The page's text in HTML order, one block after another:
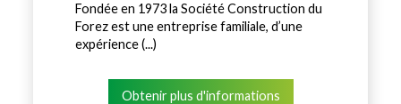
Fondée en 1973 la Société Construction du
Forez est une entreprise familiale, d’une
expérience (...)
Obtenir plus d'informations